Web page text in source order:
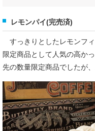
レモンパイ(完売済)
すっきりとしたレモンフ
限定商品として人気の高か
先の数量限定商品でしたが